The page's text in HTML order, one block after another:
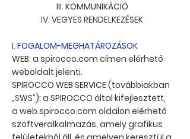
III. KOMMUNIKÁCIÓ
IV. VEGYES RENDELKEZÉSEK
I. FOGALOM-MEGHATÁROZÁSOK
WEB: a spirocco.com címen elérhető
weboldalt jelenti.
SPIROCCO WEB SERVICE (továbbiakban
„SWS”): a SPIROCCO által kifejlesztett,
a web.spirocco.com oldalon elérhető
szoftveralkalmazás, amely grafikus